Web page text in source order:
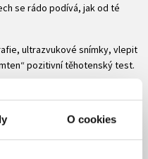
O cookies
se rádo podívá, jak od té
ultrazvukové snímky, vlepit
pozitivní těhotenský test.